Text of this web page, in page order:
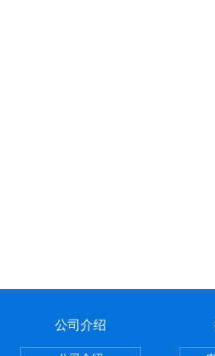
公司介绍